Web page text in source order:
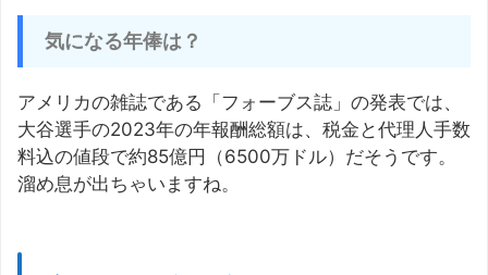
気になる年俸は？
アメリカの雑誌である「フォーブス誌」の発表では、
大谷選手の2023年の年報酬総額は、税金と代理人手数
料込の値段で約85億円（6500万ドル）だそうです。
溜め息が出ちゃいますね。